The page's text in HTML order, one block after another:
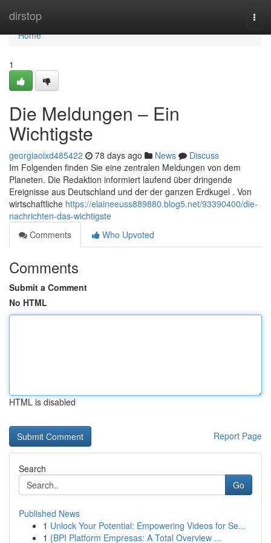
dirstop
Home
Home
1
Die Meldungen – Ein
Wichtigste
georgiaoixd485422 78 days ago News
Discuss
Im Folgenden finden Sie eine zentralen Meldungen von dem
Planeten. Die Redaktion informiert laufend über dringende
Ereignisse aus Deutschland und der der ganzen Erdkugel . Von
wirtschaftliche https://elaineeuss889880.blog5.net/93390400/die-
nachrichten-das-wichtigste
Comments
Who Upvoted
Comments
Submit a Comment
No HTML
HTML is disabled
Report Page
Search
Go
Published News
1 Unlock Your Potential: Empowering Videos for Se...
1 {BPI Platform Empresas: A Total Overview ...